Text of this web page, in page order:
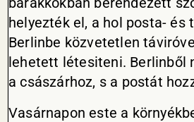
helyezték el, a hol posta- és
Berlinbe közvetetlen
lehetett létesiteni. Berlinből
a császárhoz, s a postát
Vasárnapon este a